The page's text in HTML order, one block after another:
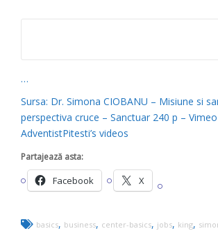
…
Sursa: Dr. Simona CIOBANU – Misiune si
perspectiva cruce – Sanctuar 240 p –
AdventistPitesti’s videos
Partajează asta:
Facebook X
basics, business, center-basics, jobs, king,